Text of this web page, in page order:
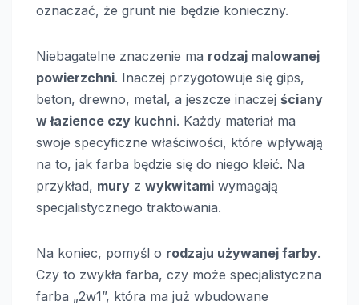
oznaczać, że grunt nie będzie konieczny.
Niebagatelne znaczenie ma rodzaj malowanej
powierzchni. Inaczej przygotowuje się gips,
beton, drewno, metal, a jeszcze inaczej ściany
w łazience czy kuchni. Każdy materiał ma
swoje specyficzne właściwości, które wpływają
na to, jak farba będzie się do niego kleić. Na
przykład, mury z wykwitami wymagają
specjalistycznego traktowania.
Na koniec, pomyśl o rodzaju używanej farby.
Czy to zwykła farba, czy może specjalistyczna
farba „2w1”, która ma już wbudowane